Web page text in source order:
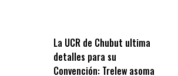
La UCR de Chubut ultima
detalles para su
Convención: Trelew asoma